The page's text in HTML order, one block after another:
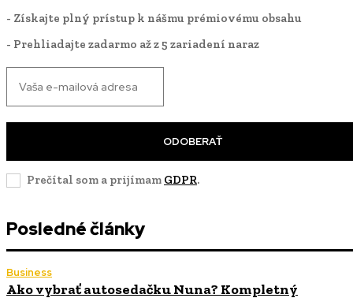
- Získajte plný prístup k nášmu prémiovému obsahu
- Prehliadajte zadarmo až z 5 zariadení naraz
ODOBERAŤ
Prečítal som a prijímam GDPR.
Posledné články
Business
Ako vybrať autosedačku Nuna? Kompletný